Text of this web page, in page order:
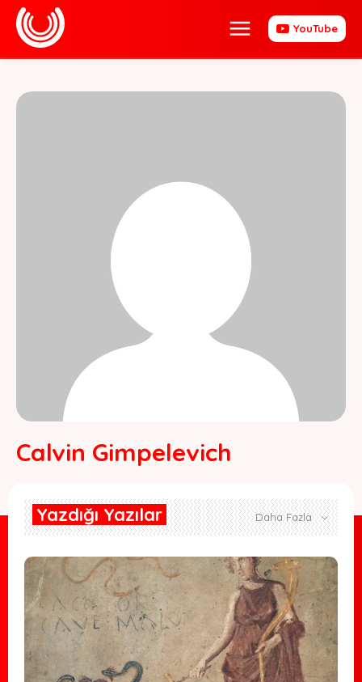
YouTube
Calvin Gimpelevich
Yazdığı Yazılar Daha Fazla